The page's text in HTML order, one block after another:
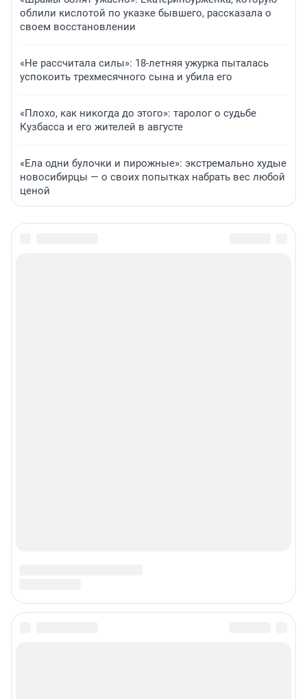
облили кислотой по указке бывшего, рассказала о
своем восстановлении
«Не рассчитала силы»: 18-летняя ужурка пыталась
успокоить трехмесячного сына и убила его
«Плохо, как никогда до этого»: таролог о судьбе
Кузбасса и его жителей в августе
«Ела одни булочки и пирожные»: экстремально худые
новосибирцы — о своих попытках набрать вес любой
ценой